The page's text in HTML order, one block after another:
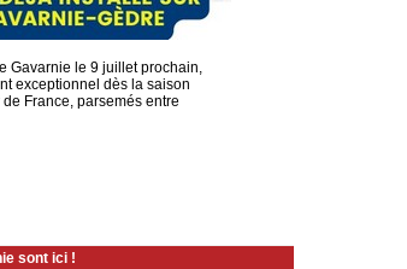
Gavarnie le 9 juillet prochain,
exceptionnel dès la saison
France, parsemés entre
sont ici !